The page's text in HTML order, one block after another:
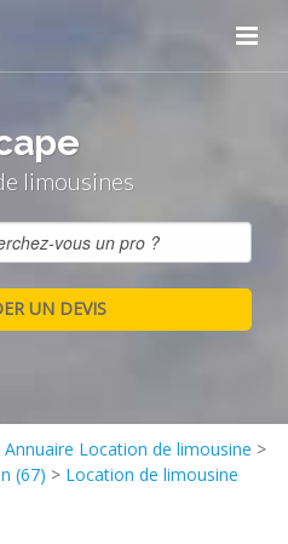
limousines
Annuaire Location de limousine >
(67) > Location de limousine